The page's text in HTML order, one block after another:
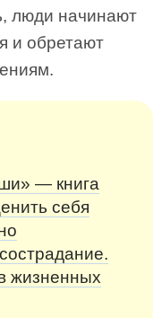
люди начинают
и обретают
— книга
себя
жизненных